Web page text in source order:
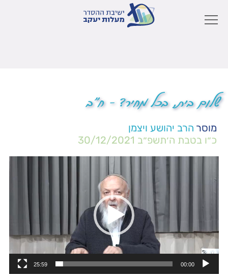
שלום בית, בכל מחיר? – ח"ב
מוסר הרב יהושע ויצמן
כ״ו בטבת ה׳תשפ״ב 30/12/2021
00:00
25:59